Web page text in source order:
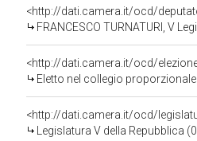
<http://dati.camera.it/ocd/
FRANCESCO TURNATURI, V
<http://dati.camera.it/ocd/
Eletto nel collegio proporzionale
<http://dati.camera.it/ocd/
Legislatura V della Repubblica